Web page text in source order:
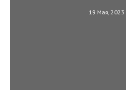
19 Мая, 2023